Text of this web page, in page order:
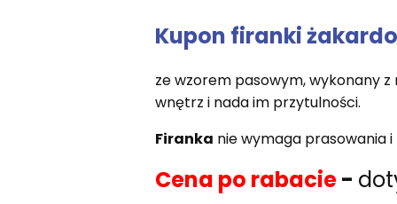
Kupon firanki
ze wzorem pasowym, wykonany z
wnętrz i nada im przytulności.
Firanka nie wymaga prasowania
Cena po rabacie-